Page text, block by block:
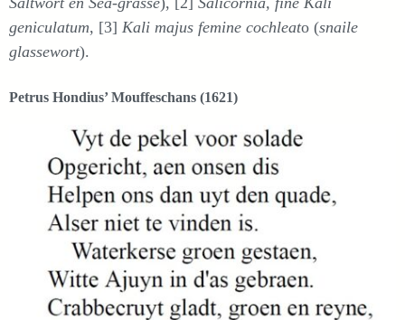
geniculatum, [3] Kali majus femine cochleato (snaile
glassewort).
Petrus Hondius’ Mouffeschans (1621)